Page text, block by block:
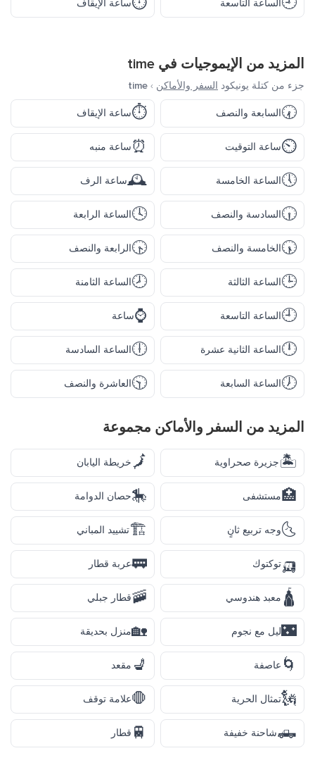
الساعة التاسعة ساعة الإيقاف
المزيد من الإيموجيات في time
جزء من كتلة يونيكود السفر والأماكن ›
time
🕢السابعة والنصف ⏱️ساعة الإيقاف
⏲️ساعة التوقيت ⏰ساعة منبه
🕔الساعة الخامسة 🕰️ساعة الرف
🕡السادسة والنصف 🕓الساعة الرابعة
🕠الخامسة والنصف 🕟الرابعة والنصف
🕒الساعة الثالثة 🕗الساعة الثامنة
🕘الساعة التاسعة ⌚ساعة
🕛الساعة الثانية عشرة 🕕الساعة السادسة
🕖الساعة السابعة 🕥العاشرة والنصف
المزيد من السفر والأماكن مجموعة
🏝️جزيرة صحراوية 🗾خريطة اليابان
🏥مستشفى 🎠حصان الدوامة
🌜وجه تربيع ثانٍ 🏗️تشييد المباني
🛺توكتوك 🚃عربة قطار
🛕 معبد هندوسي 🚠قطار جبلي
🌃ليل مع نجوم 🏡منزل بحديقة
🌀 عاصفة 💺 مقعد
🗽تمثال الحرية 🛑علامة توقف
🛻شاحنة خفيفة 🚆 قطار